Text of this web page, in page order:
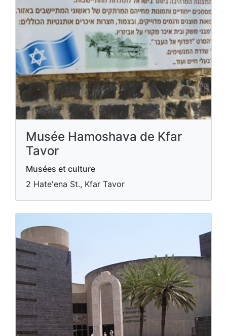
Musée Hamoshava de Kfar
Tavor
Musées et culture
2 Hate'ena St., Kfar Tavor